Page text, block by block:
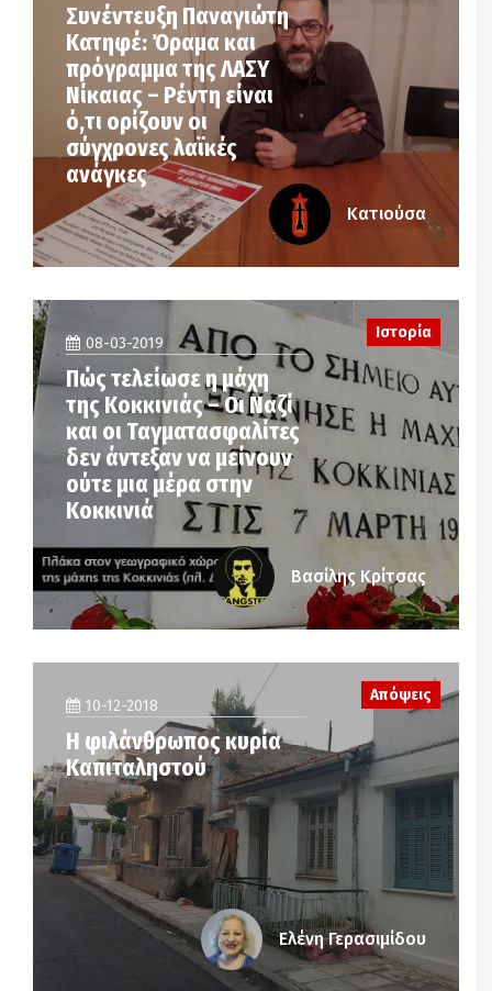
Συνέντευξη Παναγιώτη
Κατηφέ: Όραμα και
πρόγραμμα της ΛΑΣΥ
Νίκαιας – Ρέντη είναι
ό,τι ορίζουν οι
σύγχρονες λαϊκές
ανάγκες
Κατιούσα
08-03-2019
Πώς τελείωσε η μάχη
της Κοκκινιάς – Οι Ναζί
και οι Ταγματασφαλίτες
δεν άντεξαν να μείνουν
ούτε μια μέρα στην
Κοκκινιά
Ιστορία
Βασίλης Κρίτσας
10-12-2018
Η φιλάνθρωπος κυρία
Καπιταληστού
Απόψεις
Ελένη Γερασιμίδου